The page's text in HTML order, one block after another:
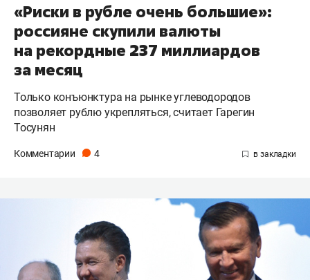
«Риски в рубле очень большие»:
россияне скупили валюты
на рекордные 237 миллиардов
за месяц
Только конъюнктура на рынке углеводородов
позволяет рублю укрепляться, считает Гарегин
Тосунян
Комментарии 4